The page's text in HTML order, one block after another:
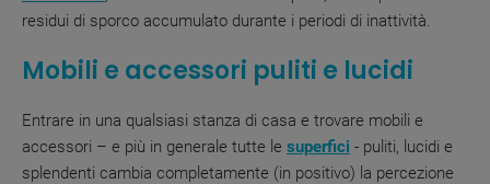
residui di sporco accumulato durante i periodi di inattività.
Mobili e accessori puliti e lucidi
Entrare in una qualsiasi stanza di casa e trovare mobili e
accessori – e più in generale tutte le superfici - puliti, lucidi e
splendenti cambia completamente (in positivo) la percezione